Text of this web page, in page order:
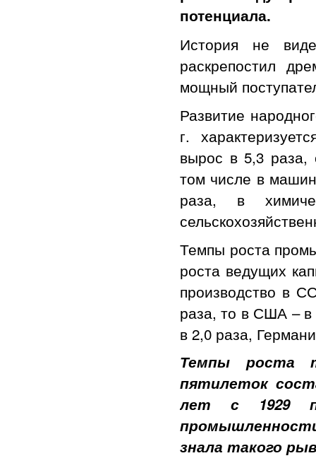
потенциала.
История не
раскрепостил
мощный
Развитие
г.
вырос в 5,3
том числе в
раза, в
Темпы роста
роста ведущих
производство в
раза, то в США – в
в 2,0 раза,
Темпы роста
пятилеток
лет с 1929
знала такого